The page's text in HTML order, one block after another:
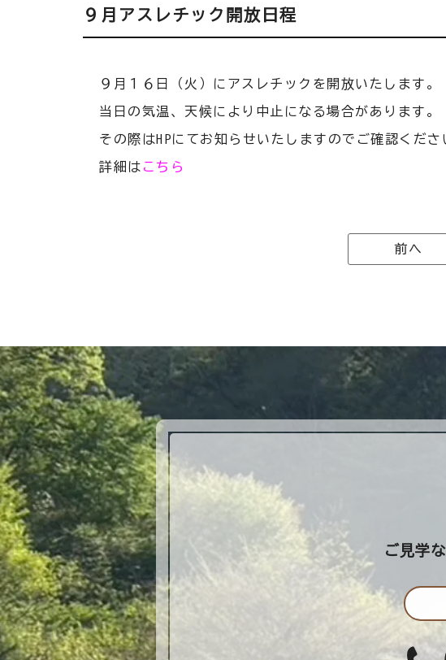
９月アスレチック開放日程
９月１６日（火）にアスレチックを開放いたします。
当日の気温、天候により中止になる場合があります。
その際はHPにてお知らせいたしますのでご確認くださ
詳細は こちら
前へ
ご見学